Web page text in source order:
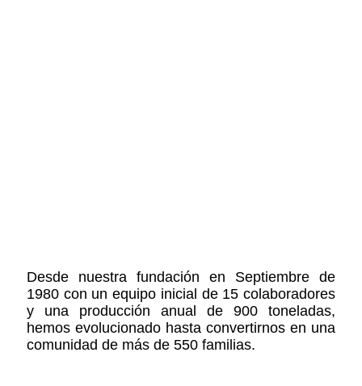
Desde nuestra fundación en Septiembre de
1980 con un equipo inicial de 15 colaboradores
y una producción anual de 900 toneladas,
hemos evolucionado hasta convertirnos en una
comunidad de más de 550 familias.